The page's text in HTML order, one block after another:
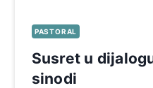
PASTORAL
Susret u
sinodi